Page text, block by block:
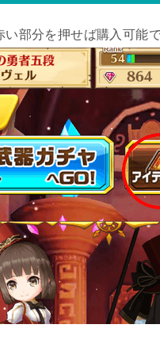
い部分を押せば購入可能